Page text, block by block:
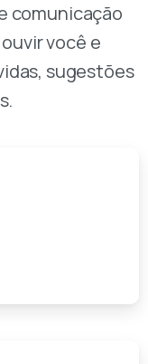
comunicação
você e
sugestões